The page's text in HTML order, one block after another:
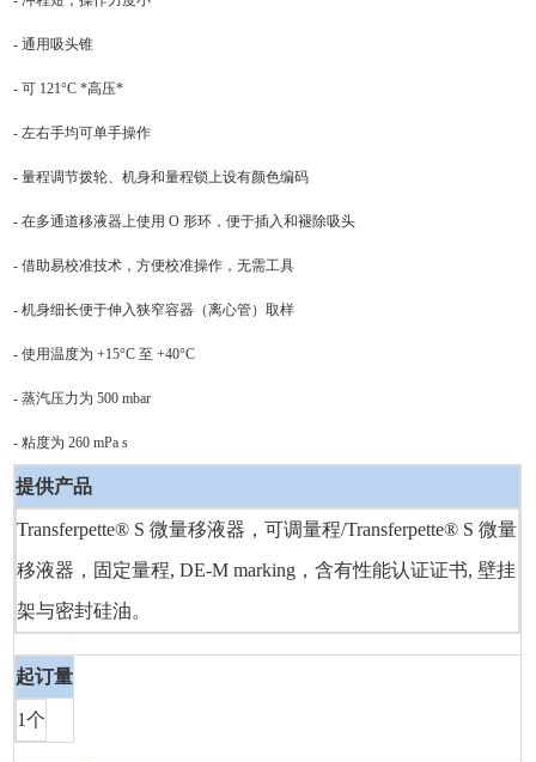
- 通用吸头锥
- 可 121°C *高压*
- 左右手均可单手操作
- 量程调节拨轮、机身和量程锁上设有颜色编码
- 在多通道移液器上使用 O 形环，便于插入和褪除吸头
- 借助易校准技术，方便校准操作，无需工具
- 机身细长便于伸入狭窄容器（离心管）取样
- 使用温度为 +15°C 至 +40°C
- 蒸汽压力为 500 mbar
- 粘度为 260 mPa s
提供产品
Transferpette® S 微量移液器，可调量程/Transferpette® S 微量
移液器，固定量程, DE-M marking，含有性能认证证书, 壁挂
架与密封硅油。
起订量
1个